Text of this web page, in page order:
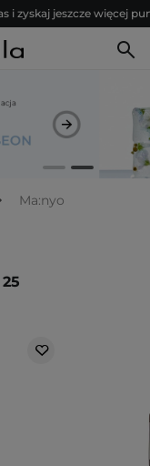
i zyskaj jeszcze więcej
się na newsletter pełen
Realizacja
i zyskaj jeszcze więcej
się na newsletter pełen
Ma:nyo
25